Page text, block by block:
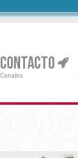
CONTACTO
Canales